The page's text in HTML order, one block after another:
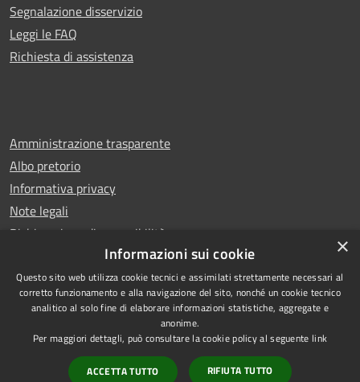
Segnalazione disservizio
Leggi le FAQ
Richiesta di assistenza
Amministrazione trasparente
Albo pretorio
Informativa privacy
Note legali
Dichiarazione di accessibilità
RSS
Accessibilità
Copyright © 2026 • Comune di
Castello di Cisterna • Powered
byMunicipium•
×
Informazioni sui cookie
Questo sito web utilizza cookie tecnici e assimilati strettamente necessari al
corretto funzionamento e alla navigazione del sito, nonché un cookie tecnico
analitico al solo fine di elaborare informazioni statistiche, aggregate e
anonime.
Per maggiori dettagli, può consultare la cookie policy al seguente link
ACCETTA TUTTO RIFIUTA TUTTO